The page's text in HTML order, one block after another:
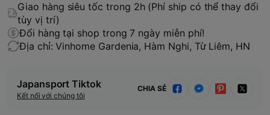
Giao hàng siêu tốc trong 2h (Phí ship có thể thay đổi
tùy vị trí)
Đổi hàng tại shop trong 7 ngày miễn phí!
Địa chỉ: Vinhome Gardenia, Hàm Nghi, Từ Liêm, HN
Japansport Tiktok
Kết nối với chúng tôi
CHIA SẺ